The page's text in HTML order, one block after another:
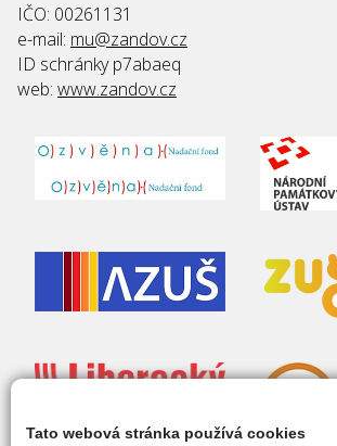
IČO: 00261131
e-mail: mu@zandov.cz
ID schránky p7abaeq
web: www.zandov.cz
Tato webová stránka používá cookies